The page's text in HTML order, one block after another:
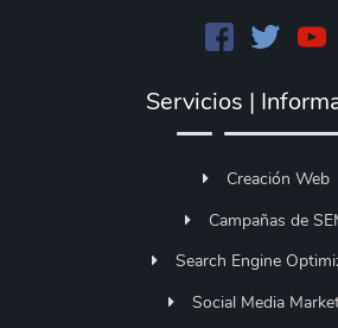
Servicios |
Creación Web
Campañas de
Search Engine
Social Media